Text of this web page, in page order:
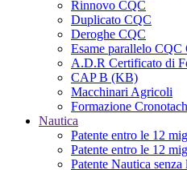
Rinnovo CQC
Duplicato CQC
Deroghe CQC
Esame parallelo CQC
A.D.R Certificato di
CAP B (KB)
Macchinari Agricoli
Formazione
Nautica
Patente entro le 12
Patente entro le 12
Patente Nautica